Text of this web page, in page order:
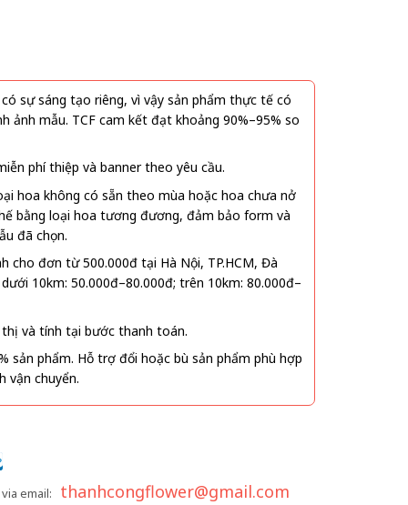
sự sáng tạo riêng, vì vậy sản phẩm thực tế có
ảnh mẫu. TCF cam kết đạt khoảng 90%–95% so
phí thiệp và banner theo yêu cầu.
hoa không có sẵn theo mùa hoặc hoa chưa nở
bằng loại hoa tương đương, đảm bảo form và
đã chọn.
cho đơn từ 500.000đ tại Hà Nội, TP.HCM, Đà
10km: 50.000đ–80.000đ; trên 10km: 80.000đ–
và tính tại bước thanh toán.
sản phẩm. Hỗ trợ đổi hoặc bù sản phẩm phù hợp
vận chuyển.
email: thanhcongflower@gmail.com